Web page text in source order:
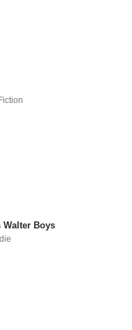
Walter Boys